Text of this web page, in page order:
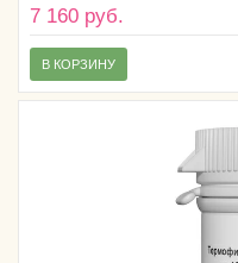
7 160 руб.
В КОРЗИНУ